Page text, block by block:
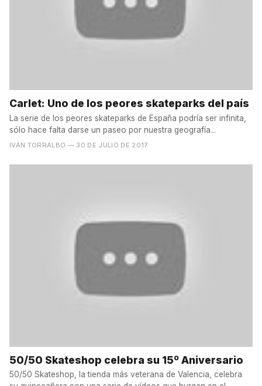
Carlet: Uno de los peores skateparks del país
La serie de los peores skateparks de España podría ser infinita,
sólo hace falta darse un paseo por nuestra geografía...
IVÁN TORRALBO — 30 DE JULIO DE 2017
50/50 Skateshop celebra su 15º Aniversario
50/50 Skateshop, la tienda más veterana de Valencia, celebra